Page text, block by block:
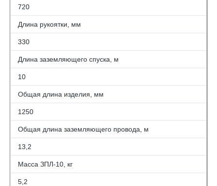
720
Длина рукоятки, мм
330
Длина заземляющего спуска, м
10
Общая длина изделия, мм
1250
Общая длина заземляющего провода, м
13,2
Масса ЗПЛ-10, кг
5,2